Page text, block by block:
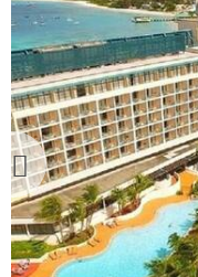
Previous